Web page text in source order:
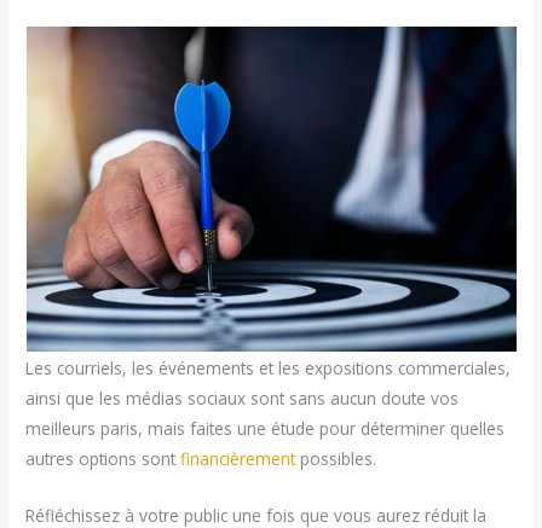
Les courriels, les événements et les expositions commerciales,
ainsi que les médias sociaux sont sans aucun doute vos
meilleurs paris, mais faites une étude pour déterminer quelles
autres options sontfinancièrementpossibles.
Réfléchissez à votre public une fois que vous aurez réduit la